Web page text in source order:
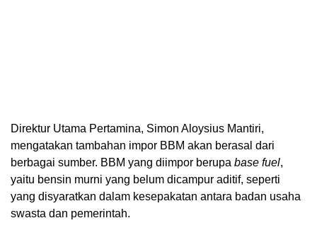
Direktur Utama Pertamina, Simon Aloysius Mantiri,
mengatakan tambahan impor BBM akan berasal dari
berbagai sumber. BBM yang diimpor berupa base fuel,
yaitu bensin murni yang belum dicampur aditif, seperti
yang disyaratkan dalam kesepakatan antara badan usaha
swasta dan pemerintah.